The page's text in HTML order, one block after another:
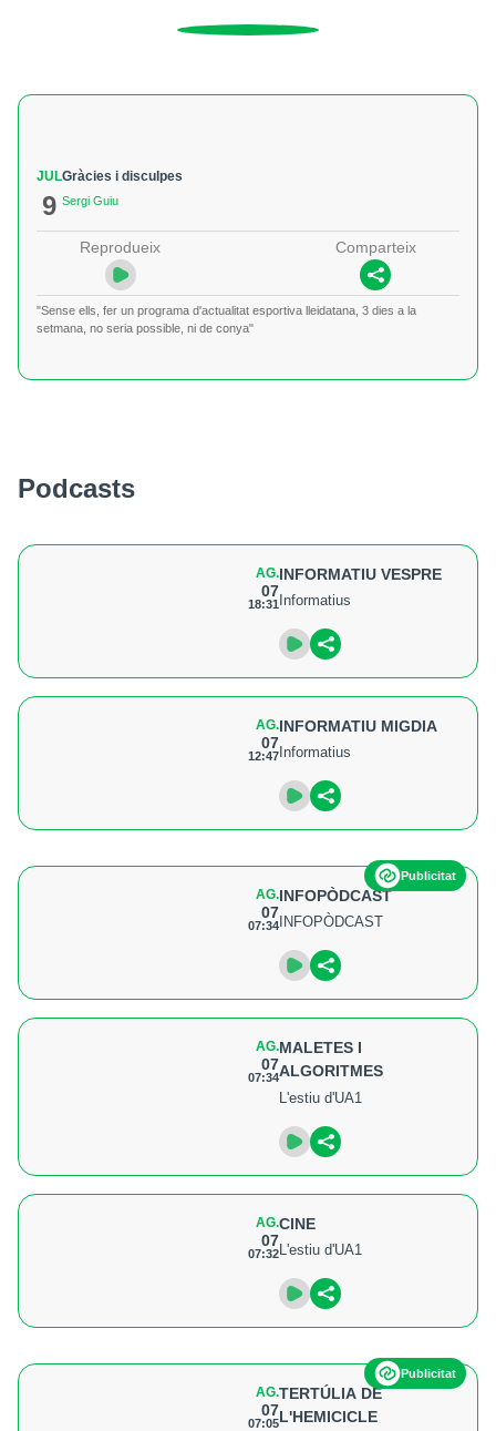
JUL
9
Gràcies i disculpes
Sergi Guiu
Reprodueix Comparteix
"Sense ells, fer un programa d'actualitat esportiva lleidatana, 3 dies a la
setmana, no seria possible, ni de conya"
Podcasts
AG.
07
18:31
INFORMATIU VESPRE
Informatius
AG.
07
12:47
INFORMATIU MIGDIA
Informatius
Publicitat
AG.
07
07:34
INFOPÒDCAST
INFOPÒDCAST
AG.
07
07:34
MALETES I
ALGORITMES
L'estiu d'UA1
AG.
07
07:32
CINE
L'estiu d'UA1
Publicitat
AG.
07
07:05
TERTÚLIA DE
L'HEMICICLE